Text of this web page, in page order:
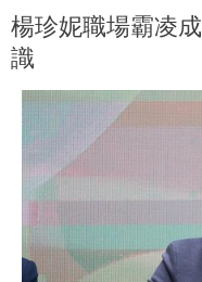
楊珍妮職場霸凌
識